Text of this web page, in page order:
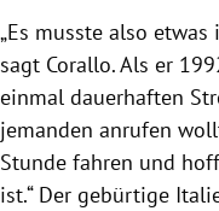
„Es musste also
sagt Corallo. Als er
einmal dauerhaften
jemanden anrufen
Stunde fahren und
ist.“ Der gebürtige